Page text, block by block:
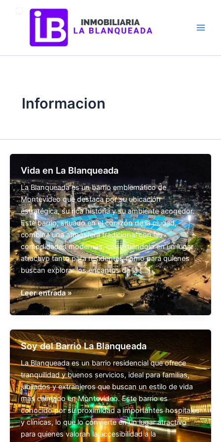
Informacion
Vida en La Blanqueada
La Blanqueada es un barrio emblemático de
Montevideo que destaca por su ubicación
estratégica, su rica historia y su ambiente acogedor.
Este barrio, situado en el corazón de la ciudad,
combina una atmósfera tradicional con las
comodidades modernas, convirtiéndolo en un lugar
atractivo tanto para residentes como para quienes
buscan explorar los encantos de la […]
Vida
en
La
Blanqueada
Leer entrada »
Soy del Barrio La Blanqueada
La Blanqueada es un barrio residencial que ofrece
tranquilidad y buenos servicios, ideal para familias,
jubilados y extranjeros que buscan un estilo de vida
más calmado en Montevideo. Este barrio es
conocido por su proximidad a importantes hospitales
y clínicas, lo que lo convierte en un lugar atractivo
para quienes valoran la accesibilidad a la